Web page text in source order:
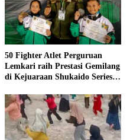
50 Fighter Atlet Perguruan
Lemkari raih Prestasi Gemilang
di Kejuaraan Shukaido Series 1